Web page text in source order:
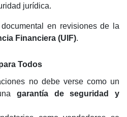
jurídica.
en revisiones de la
Financiera (UIF).
Todos
no debe verse como un
garantía de seguridad y